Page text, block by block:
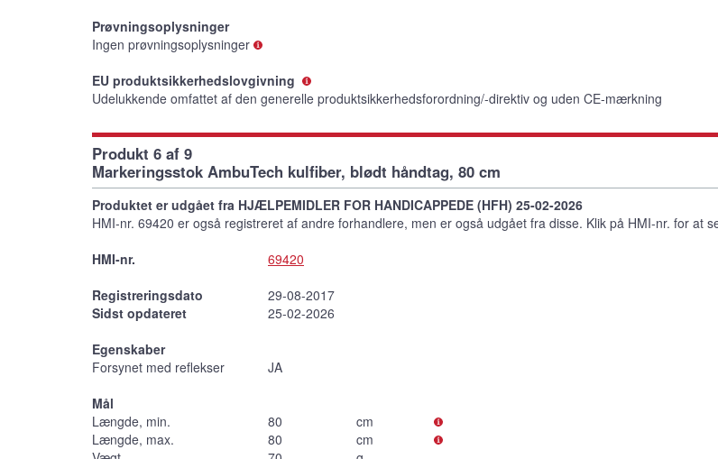
Prøvningsoplysninger
Ingen prøvningsoplysninger
EU produktsikkerhedslovgivning
Udelukkende omfattet af den generelle produktsikkerhedsforordning/-direktiv og uden CE-mærkning
Produkt 6 af 9
Markeringsstok AmbuTech kulfiber, blødt håndtag, 80 cm
Produktet er udgået fra HJÆLPEMIDLER FOR HANDICAPPEDE (HFH) 25-02-2026
HMI-nr. 69420 er også registreret af andre forhandlere, men er også udgået fra disse. Klik på HMI-nr. for at
HMI-nr.
69420
Registreringsdato
29-08-2017
Sidst opdateret
25-02-2026
Egenskaber
Forsynet med reflekser
JA
Mål
Længde, min.
80
cm
Længde, max.
80
cm